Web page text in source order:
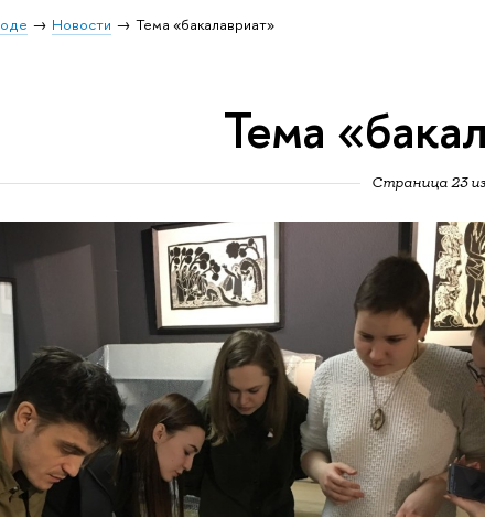
Новости Тема «бакалавриат»
Тема
Страница 23